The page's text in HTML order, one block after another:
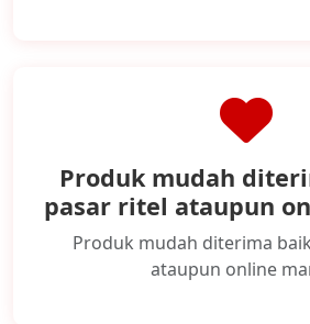
Produk mudah
pasar ritel ataupun
Produk mudah diterima
ataupun online